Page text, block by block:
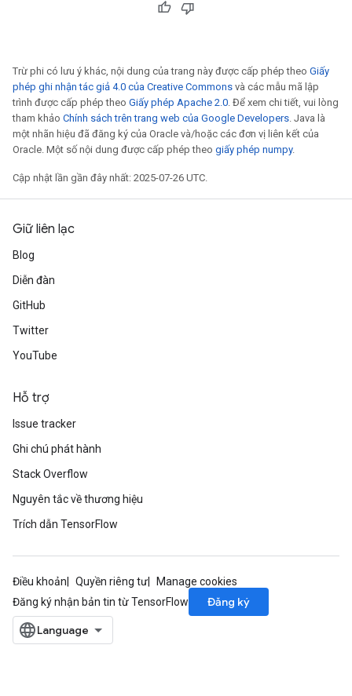
Trừ phi có lưu ý khác, nội dung của trang này được cấp phép theo Giấy
phép ghi nhận tác giả 4.0 của Creative Commons và các mẫu mã lập
trình được cấp phép theo Giấy phép Apache 2.0. Để xem chi tiết, vui lòng
tham khảo Chính sách trên trang web của Google Developers. Java là
một nhãn hiệu đã đăng ký của Oracle và/hoặc các đơn vị liên kết của
Oracle. Một số nội dung được cấp phép theo giấy phép numpy.
Cập nhật lần gần đây nhất: 2025-07-26 UTC.
Giữ liên lạc
Blog
Diễn đàn
GitHub
Twitter
YouTube
Hỗ trợ
Issue tracker
Ghi chú phát hành
Stack Overflow
Nguyên tắc về thương hiệu
Trích dẫn TensorFlow
Điều khoản Quyền riêng tư
Manage cookies
Đăng ký nhận bản tin từ TensorFlow
Đăng ký